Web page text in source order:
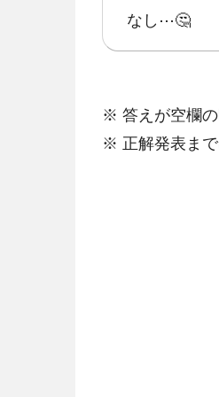
なし⋯🤔
※ 答えが空欄
※ 正解発表ま